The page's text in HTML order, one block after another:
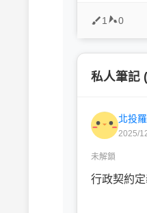
1 0
私人筆記
北投
2025/
未解鎖
行政契約